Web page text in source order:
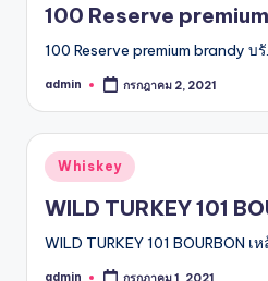
100 Reserve
100 Reserve premium brandy บ
Posted
admin กรกฎาคม 2, 2021
Posted
in
Whiskey
WILD TURKEY 101
WILD TURKEY 101 BOURBON เ
admin